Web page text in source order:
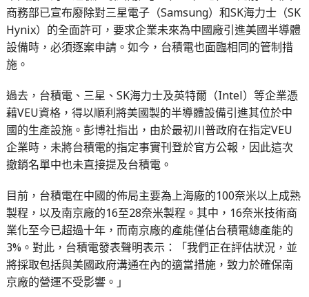
商務部已宣布廢除對三星電子（Samsung）和SK海力士（SK
Hynix）的全面許可，要求企業未來為中國廠引進美國半導體
設備時，必須逐案申請。如今，台積電也面臨相同的管制措
施。
過去，台積電、三星、SK海力士及英特爾（Intel）等企業憑
藉VEU資格，得以順利將美國製的半導體設備引進其位於中
國的生產設施。彭博社指出，由於最初川普政府在指定VEU
企業時，未將台積電的指定事實刊登於官方公報，因此這次
撤銷名單中也未直接提及台積電。
目前，台積電在中國的佈局主要為上海廠的100奈米以上成熟
製程，以及南京廠的16至28奈米製程。其中，16奈米技術商
業化至今已超過十年，而南京廠的產能僅佔台積電總產能的
3%。對此，台積電發表聲明表示：「我們正在評估狀況，並
將採取包括與美國政府溝通在內的適當措施，致力於確保南
京廠的營運不受影響。」